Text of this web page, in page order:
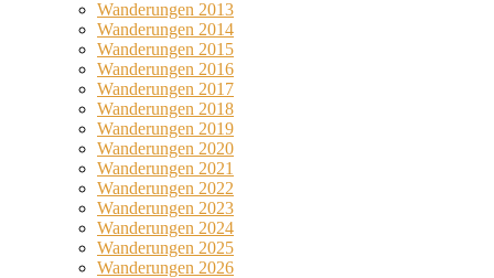
Wanderungen 2013
Wanderungen 2014
Wanderungen 2015
Wanderungen 2016
Wanderungen 2017
Wanderungen 2018
Wanderungen 2019
Wanderungen 2020
Wanderungen 2021
Wanderungen 2022
Wanderungen 2023
Wanderungen 2024
Wanderungen 2025
Wanderungen 2026